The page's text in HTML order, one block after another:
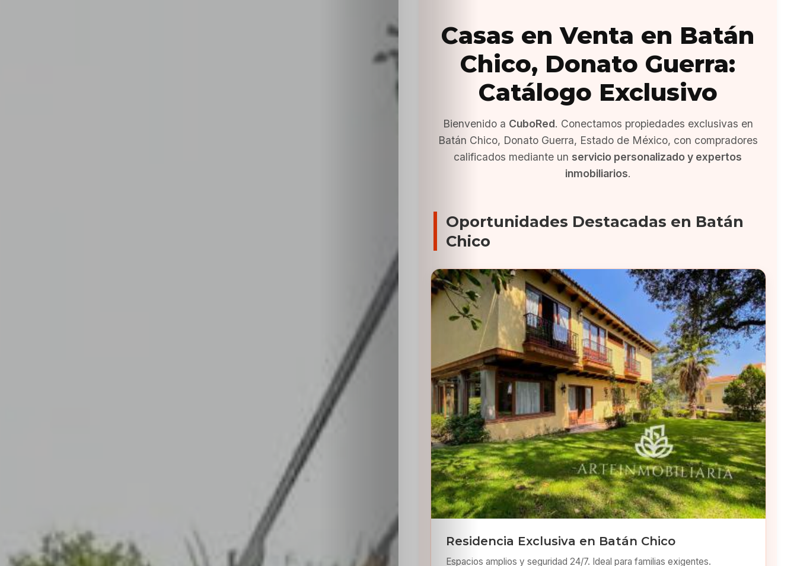
Casas en Venta en Batán
Chico, Donato Guerra:
Catálogo Exclusivo
Bienvenido a CuboRed. Conectamos propiedades exclusivas en
Batán Chico, Donato Guerra, Estado de México, con compradores
calificados mediante un servicio personalizado y expertos
inmobiliarios.
Oportunidades Destacadas en Batán
Chico
Residencia Exclusiva en Batán Chico
Espacios amplios y seguridad 24/7. Ideal para familias exigentes.